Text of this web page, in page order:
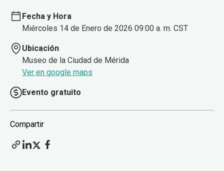
Fecha y Hora
Miércoles 14 de Enero de 2026 09:00 a. m. CST
Ubicación
Museo de la Ciudad de Mérida
Ver en google maps
Evento gratuito
Compartir